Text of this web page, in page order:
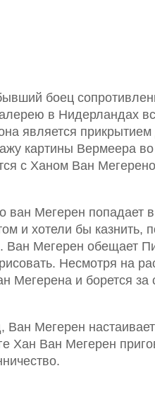
боец
в Нидерландах
является
картины Вермеера
с Ханом Ван
ван Мегерен попадает
и хотели бы казнить,
Ван Мегерен обещает
Несмотря на
Мегерена и борется
Ван Мегерен
Хан Ван Мегерен